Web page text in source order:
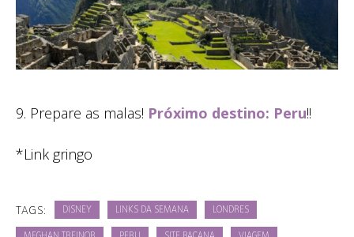
9. Prepare as malas! Próximo destino: Peru!!
*Link gringo
TAGS: DISNEY LINKS DA SEMANA LONDRES